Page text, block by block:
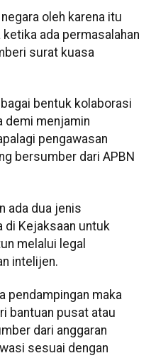
oleh karena itu
ada permasalahan
surat kuasa
bentuk kolaborasi
demi menjamin
pengawasan
bersumber dari APBN
ada dua jenis
di Kejaksaan untuk
melalui legal
intelijen.
pendampingan maka
bantuan pusat atau
dari anggaran
sesuai dengan